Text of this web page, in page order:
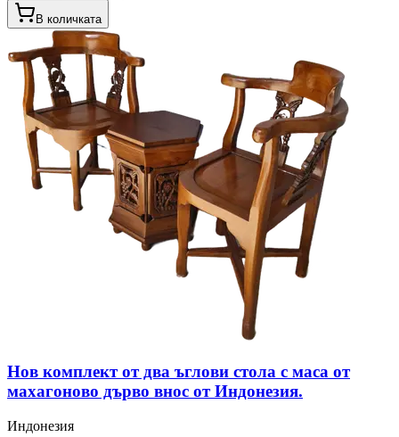
В количката
Нов комплект от два ъглови стола с маса от
махагоново дърво внос от Индонезия.
Индонезия